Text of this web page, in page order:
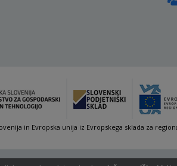
in Evropska unija iz Evropskega sklada za